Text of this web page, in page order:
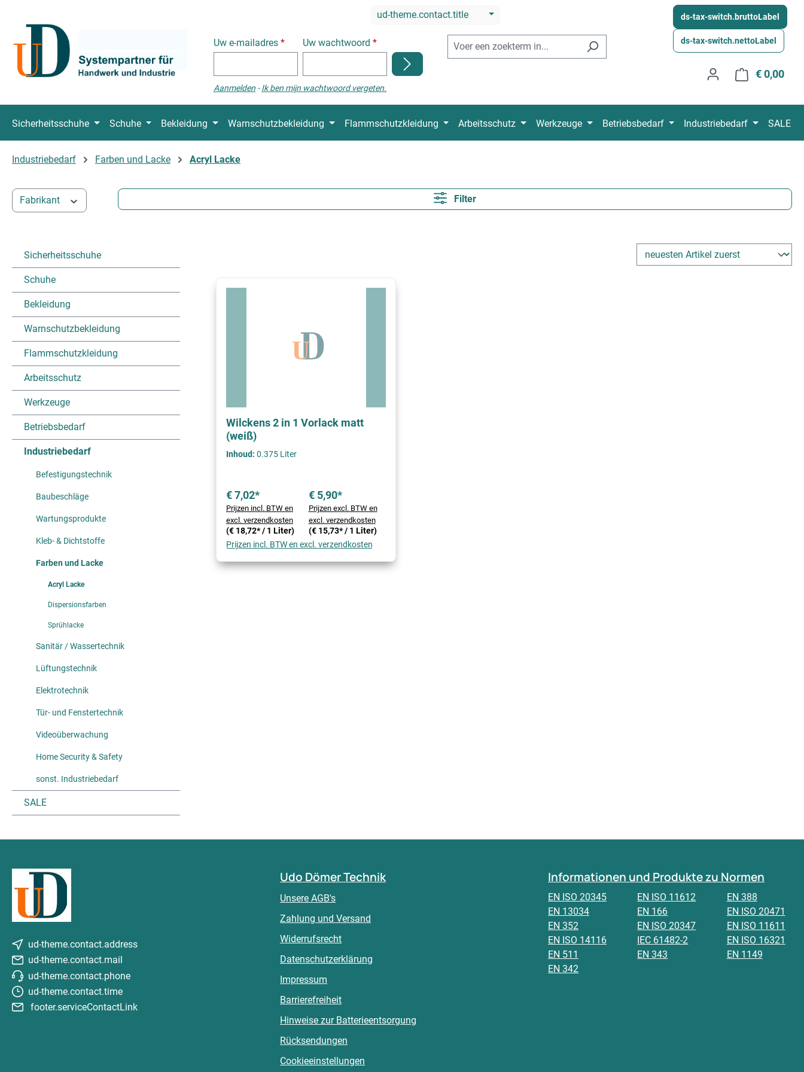
ud-theme.contact.title
Uw e-mailadres * Uw wachtwoord*
Aanmelden -Ik ben mijn wachtwoord vergeten.
ds-tax-switch.bruttoLabel
ds-tax-switch.nettoLabel
€ 0,00
Sicherheitsschuhe Schuhe Bekleidung Warnschutzbekleidung Flammschutzkleidung Arbeitsschutz Werkzeuge Betriebsbedarf Industriebedarf SALE
Industriebedarf Farben und Lacke Acryl Lacke
Fabrikant Filter
Sicherheitsschuhe
Schuhe
Bekleidung
Warnschutzbekleidung
Flammschutzkleidung
Arbeitsschutz
Werkzeuge
Betriebsbedarf
Industriebedarf
Befestigungstechnik
Baubeschläge
Wartungsprodukte
Kleb- & Dichtstoffe
Farben und Lacke
Acryl Lacke
Dispersionsfarben
Sprühlacke
Sanitär / Wassertechnik
Lüftungstechnik
Elektrotechnik
Tür- und Fenstertechnik
Videoüberwachung
Home Security & Safety
sonst. Industriebedarf
SALE
Wilckens 2 in 1 Vorlack matt
(weiß)
Inhoud: 0.375 Liter
€ 7,02*
Prijzen incl. BTW en
excl. verzendkosten
(€ 18,72* / 1 Liter)
€ 5,90*
Prijzen excl. BTW en
excl. verzendkosten
(€ 15,73* / 1 Liter)
Prijzen incl. BTW en excl. verzendkosten
ud-theme.contact.address
ud-theme.contact.mail
ud-theme.contact.phone
ud-theme.contact.time
footer.serviceContactLink
Udo Dömer Technik
Unsere AGB's
Zahlung und Versand
Widerrufsrecht
Datenschutzerklärung
Impressum
Barrierefreiheit
Hinweise zur Batterieentsorgung
Rücksendungen
Cookieeinstellungen
Informationen und Produkte zu Normen
EN ISO 20345 EN ISO 11612
EN 388
EN 13034
EN 166
EN ISO 20471
EN 352
EN ISO 20347
EN ISO 11611
EN ISO 14116
IEC 61482-2
EN ISO 16321
EN 511
EN 343
EN 1149
EN 342